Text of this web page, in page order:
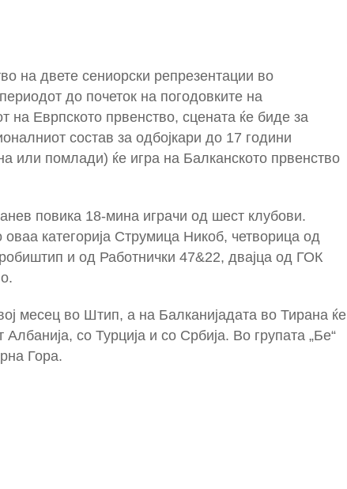
на двете сениорски репрезентации во
до почеток на погодовките на
на Еврпското првенство, сцената ќе биде за
состав за одбојкари до 17 години
или помлади) ќе игра на Балканското првенство
повика 18-мина играчи од шест клубови.
категорија Струмица Никоб, четворица од
и од Работнички 47&22, двајца од ГОК
месец во Штип, а на Балканијадата во Тирана ќе
со Турција и со Србија. Во групата „Бе“
Гора.